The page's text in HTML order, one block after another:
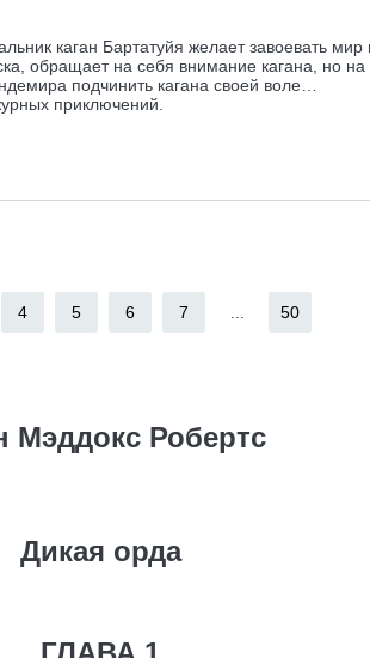
каган Бартатуйя желает завоевать
обращает на себя внимание кагана, но
подчинить кагана своей воле…
приключений.
4 5 6 7 50
Мэддокс Робертс
Дикая орда